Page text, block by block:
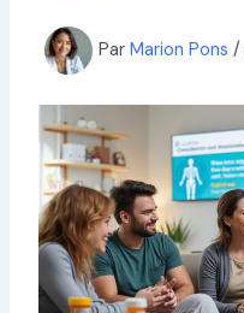
Par Marion Pons /